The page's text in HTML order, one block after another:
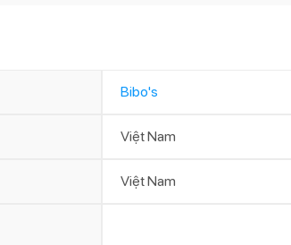
Bibo's
Việt Nam
Việt Nam